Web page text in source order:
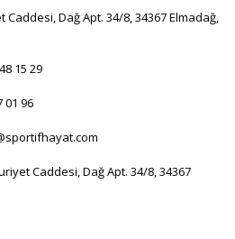
Dağ Apt. 34/8, 34367 Elmadağ,
29
96
Caddesi, Dağ Apt. 34/8, 34367